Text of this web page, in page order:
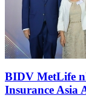
BIDV MetLife
Insurance Asia